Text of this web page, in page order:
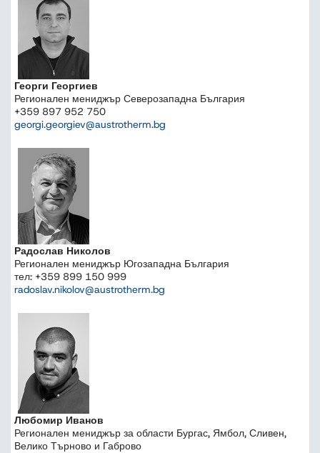
Георги Георгиев
Регионален мениджър Северозападна България
+359 897 952 750
georgi.georgiev@austrotherm.bg
Радослав Николов
Регионален мениджър Югозападна България
тел: +359 899 150 999
radoslav.nikolov@austrotherm.bg
Любомир Иванов
Регионален мениджър за области Бургас, Ямбол, Сливен,
Велико Търново и Габрово